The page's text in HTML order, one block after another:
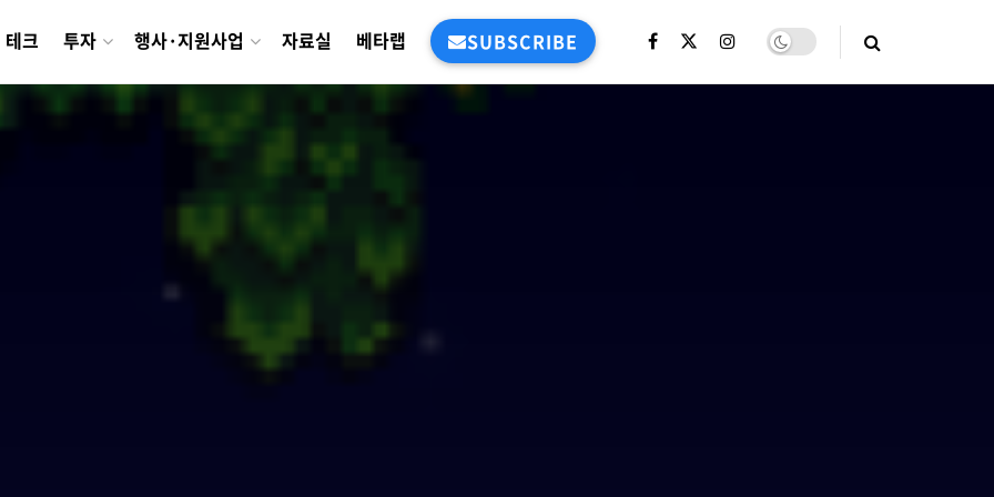
테크 투자 행사·지원사업 자료실 베타랩 SUBSCRIBE